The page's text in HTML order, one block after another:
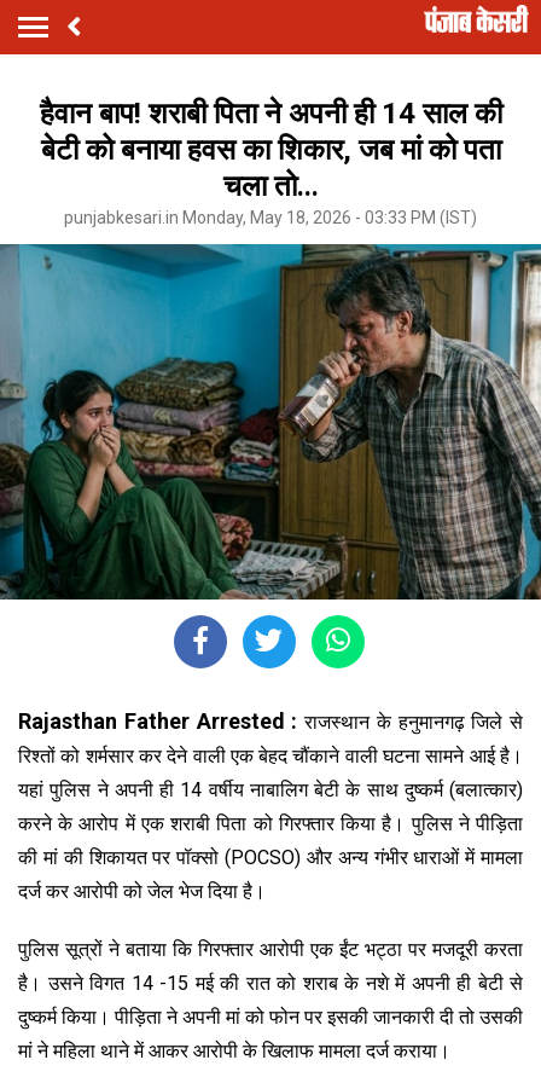
हैवान बाप! शराबी पिता ने अपनी ही 14 साल की
बेटी को बनाया हवस का शिकार, जब मां को पता
चला तो...
punjabkesari.in Monday, May 18, 2026 - 03:33 PM (IST)
Rajasthan Father Arrested :राजस्थान के हनुमानगढ़ जिले से
रिश्तों को शर्मसार कर देने वाली एक बेहद चौंकाने वाली घटना सामने आई है।
यहां पुलिस ने अपनी ही 14 वर्षीय नाबालिग बेटी के साथ दुष्कर्म (बलात्कार)
करने के आरोप में एक शराबी पिता को गिरफ्तार किया है। पुलिस ने पीड़िता
की मां की शिकायत पर पॉक्सो (POCSO) और अन्य गंभीर धाराओं में मामला
दर्ज कर आरोपी को जेल भेज दिया है।
पुलिस सूत्रों ने बताया कि गिरफ्तार आरोपी एक ईंट भट्ठा पर मजदूरी करता
है। उसने विगत 14 -15 मई की रात को शराब के नशे में अपनी ही बेटी से
दुष्कर्म किया। पीड़िता ने अपनी मां को फोन पर इसकी जानकारी दी तो उसकी
मां ने महिला थाने में आकर आरोपी के खिलाफ मामला दर्ज कराया।